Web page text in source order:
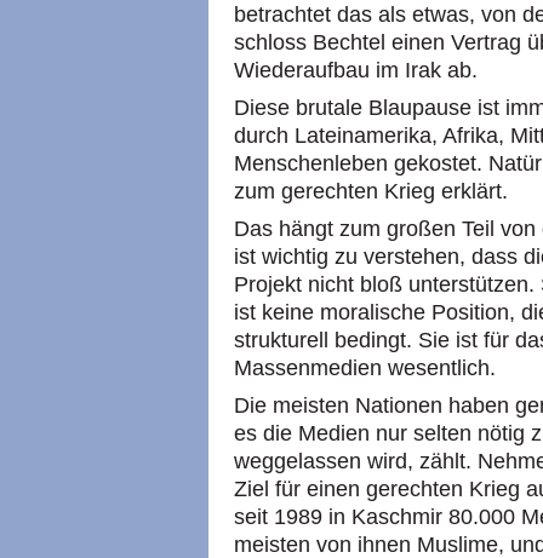
betrachtet das als etwas, von
schloss Bechtel einen Vertrag
Wiederaufbau im Irak ab.
Diese brutale Blaupause ist
durch Lateinamerika, Afrika,
Menschenleben gekostet.
zum gerechten Krieg erklärt.
Das hängt zum großen Teil
ist wichtig zu verstehen, dass
Projekt nicht bloß
ist keine moralische Position,
strukturell bedingt. Sie ist für
Massenmedien wesentlich.
Die meisten Nationen haben
es die Medien nur selten nötig
weggelassen wird, zählt.
Ziel für einen gerechten Krieg
seit 1989 in Kaschmir 80.000
meisten von ihnen Muslime,